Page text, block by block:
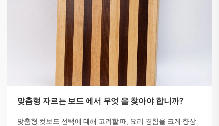
맞춤형 자르는 보드 에서 무엇 을 찾아야 합니까?
맞춤형 컷보드 선택에 대해 고려할 때, 요리 경험을 크게 향상